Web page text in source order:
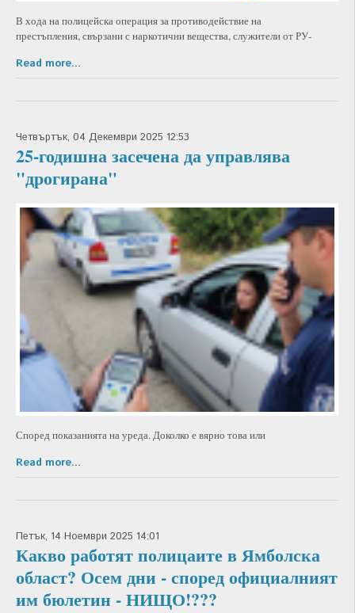
В хода на полицейска операция за противодействие на
престъпления, свързани с наркотични вещества, служители от РУ-
Read more...
Четвъртък, 04 Декември 2025 12:53
25-годишна засечена да управлява
"дрогирана"
Според показанията на уреда. Доколко е вярно това или
Read more...
Петък, 14 Ноември 2025 14:01
Какво работят полицаите в Ямболска
област? Осем дни - според официалният
им бюлетин - НИЩО!???